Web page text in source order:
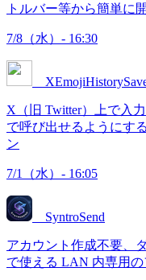
トルバー等から簡単に
7/8（水）- 16:30
X（旧 Twitter）上で入
で呼び出せるようにす
ン
7/1（水）- 16:05
SyntroSend
アカウント作成不要、
で使える LAN 内専用